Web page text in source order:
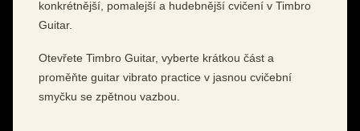
konkrétnější, pomalejší a hudebnější cvičení v Timbro
Guitar.
Otevřete Timbro Guitar, vyberte krátkou část a
proměňte guitar vibrato practice v jasnou cvičební
smyčku se zpětnou vazbou.